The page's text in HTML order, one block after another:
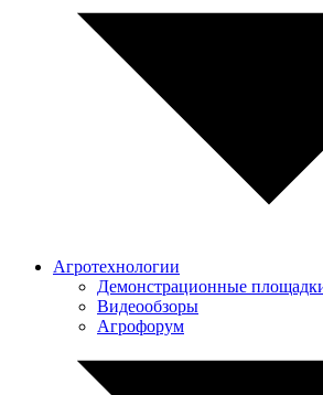
Агротехнологии
Демонстрационные
Видеообзоры
Агрофорум